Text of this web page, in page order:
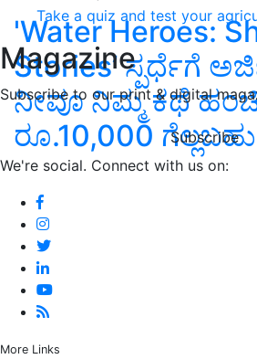
Take a quiz and test your
Magazine
Subscribe to our print & digital
Subscribe
We're social. Connect with us on:
More Links
'Water Heroes:
Stories’ ಸ್ಪರ್ಧೆಗೆ
ನೀವೂ ನಿಮ್ಮ ಕಥೆ
ರೂ.10,000